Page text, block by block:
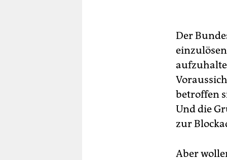
Der
betroffen
Und die
zur
Aber